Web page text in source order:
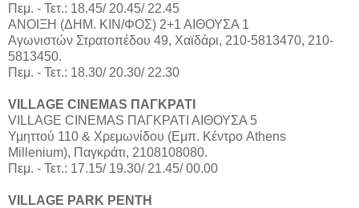
Πεμ. - Τετ.: 18.45/ 20.45/ 22.45
ΑΝΟΙΞΗ (ΔΗΜ. ΚΙΝ/ΦΟΣ) 2+1 ΑΙΘΟΥΣΑ 1
Αγωνιστών Στρατοπέδου 49, Χαϊδάρι, 210-5813470, 210-
5813450.
Πεμ. - Τετ.: 18.30/ 20.30/ 22.30
VILLAGE CINEMAS ΠΑΓΚΡΑΤΙ
VILLAGE CINEMAS ΠΑΓΚΡΑΤΙ ΑΙΘΟΥΣΑ 5
Υμηττού 110 & Χρεμωνίδου (Εμπ. Κέντρο Athens
Millenium), Παγκράτι, 2108108080.
Πεμ. - Τετ.: 17.15/ 19.30/ 21.45/ 00.00
VILLAGE PARK ΡΕΝΤΗ